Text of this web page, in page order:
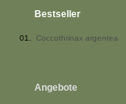
Bestseller
01. Coccothrinax argentea
Angebote